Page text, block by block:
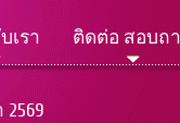
เรา ติดต่อ สอบถ